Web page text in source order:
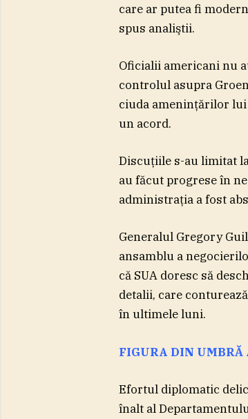
care ar putea fi
spus analiştii.
Oficialii americani nu
controlul asupra
ciuda ameninţărilor
un acord.
Discuţiile s-au limitat
au făcut progrese în
administraţia a fost
Generalul Gregory
ansamblu a
că SUA doresc să
detalii, care
în ultimele luni.
FIGURA DIN UMBRĂ
Efortul diplomatic
înalt al